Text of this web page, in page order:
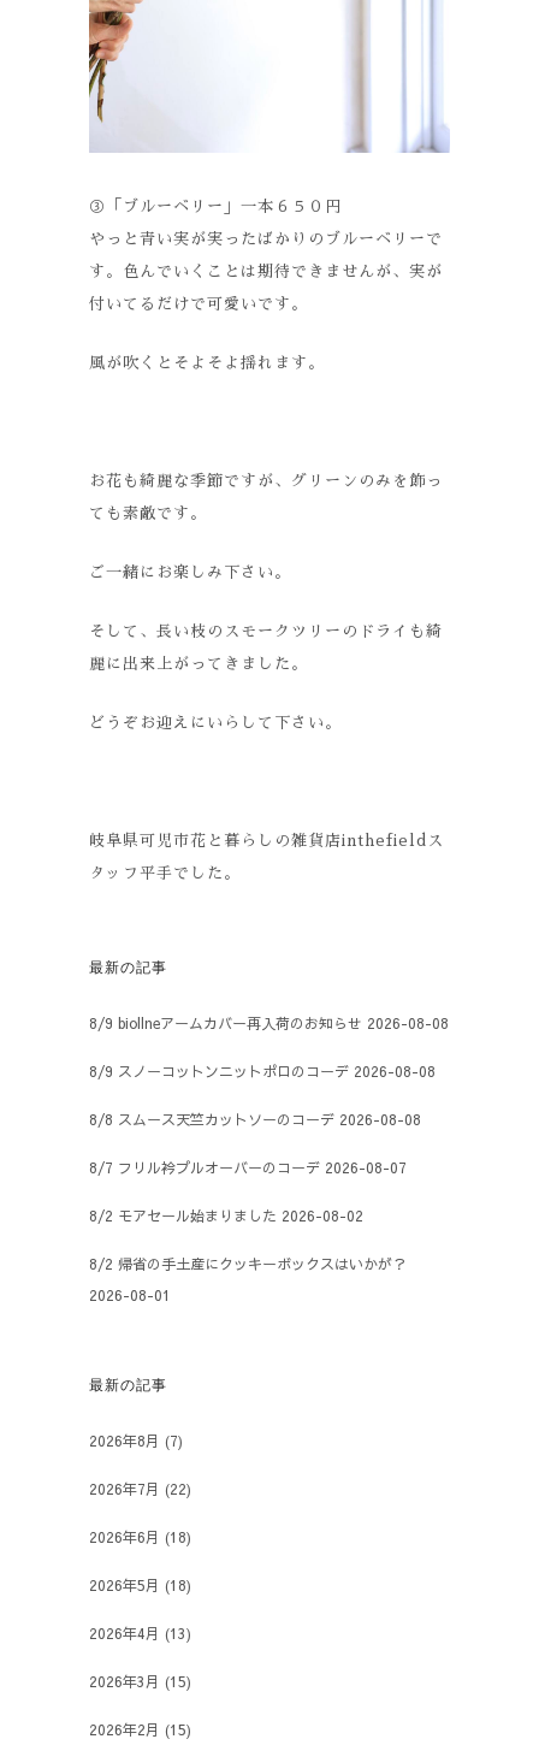
③「ブルーベリー」一本６５０円
やっと青い実が実ったばかりのブルーベリーで
す。色んでいくことは期待できませんが、実が
付いてるだけで可愛いです。
風が吹くとそよそよ揺れます。
お花も綺麗な季節ですが、グリーンのみを飾っ
ても素敵です。
ご一緒にお楽しみ下さい。
そして、長い枝のスモークツリーのドライも綺
麗に出来上がってきました。
どうぞお迎えにいらして下さい。
岐阜県可児市花と暮らしの雑貨店inthefieldス
タッフ平手でした。
最新の記事
8/9 biollneアームカバー再入荷のお知らせ 2026-08-08
8/9 スノーコットンニットポロのコーデ 2026-08-08
8/8 スムース天竺カットソーのコーデ 2026-08-08
8/7 フリル衿プルオーバーのコーデ 2026-08-07
8/2 モアセール始まりました 2026-08-02
8/2 帰省の手土産にクッキーボックスはいかが？
2026-08-01
最新の記事
2026年8月 (7)
2026年7月 (22)
2026年6月 (18)
2026年5月 (18)
2026年4月 (13)
2026年3月 (15)
2026年2月 (15)